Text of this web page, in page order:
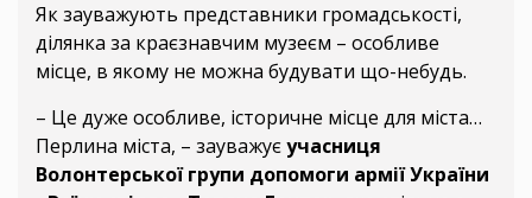
Як зауважують представники громадськості,
ділянка за краєзнавчим музеєм – особливе
місце, в якому не можна будувати що-небудь.
– Це дуже особливе, історичне місце для міста…
Перлина міста, – зауважуєучасниця
Волонтерської групи допомоги армії України